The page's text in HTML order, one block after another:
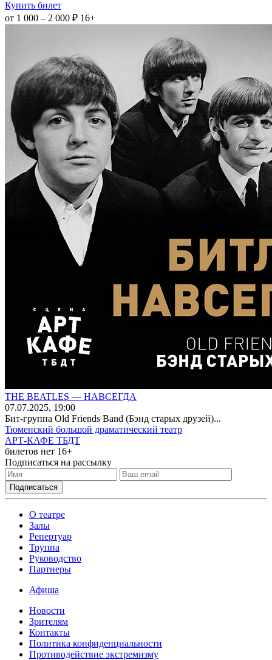
Купить билет
от 1 000 – 2 000 ₽ 16+
THE BEATLES — НАВСЕГДА
07.07.2025, 19:00
Бит-группа Old Friends Band (Бэнд старых друзей)...
Тюменский большой драматический театр
АРТ-КАФЕ ТБДТ
билетов нет 16+
Подписаться на рассылку
О театре
Залы
Репертуар
Труппа
Руководство
Партнеры
Афиша
Новости
Зрителям
Контакты
Политика конфиденциальности
Противодействие экстремизму